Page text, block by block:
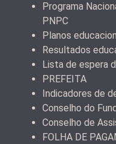
Programa
PNPC
Planos
Resultados
Lista de espera
PREFEITA
Indicadores de
Conselho do
Conselho de
FOLHA DE